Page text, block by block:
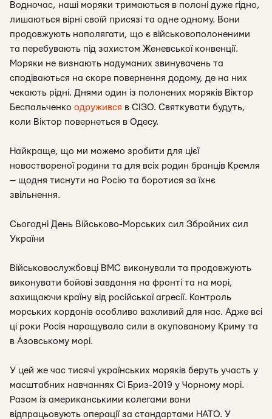
Водночас, наші моряки тримаються в полоні дуже гідно,
лишаються вірні своїй присязі та одне одному. Вони
продовжують наполягати, що є військовополоненими
та перебувають під захистом Женевської конвенції.
Моряки не визнають надуманих звинувачень та
сподіваються на скоре повернення додому, де на них
чекають рідні. Днями один із полонених моряків Віктор
Беспальченко одружився в СІЗО. Святкувати будуть,
коли Віктор повернеться в Одесу.
Найкраще, що ми можемо зробити для цієї
новоствореної родини та для всіх родин бранців Кремля
— щодня тиснути на Росію та боротися за їхнє
звільнення.
Сьогодні День Військово-Морських сил Збройних сил
України
Військовослужбовці ВМС виконували та продовжують
виконувати бойові завдання на фронті та на морі,
захищаючи країну від російської агресії. Контроль
морських кордонів особливо важливий для нас. Адже всі
ці роки Росія нарощувала сили в окупованому Криму та
в Азовському морі.
У цей же час тисячі українських моряків беруть участь у
масштабних навчаннях Сі Бриз-2019 у Чорному морі.
Разом із американськими колегами вони
відпрацьовують операції за стандартами НАТО. У